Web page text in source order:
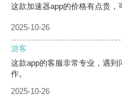
这款加速器app的价格有点贵，
2025-10-26
游客
这款app的客服非常专业，遇
作。
2025-10-26